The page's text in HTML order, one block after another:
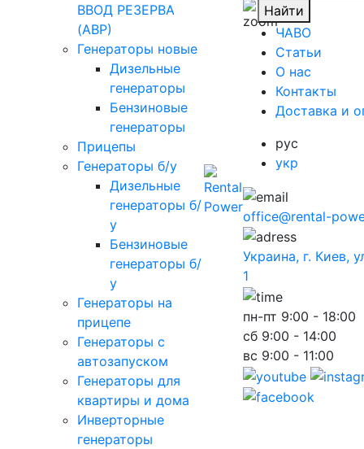
ВВОД РЕЗЕРВА
(АВР)
Генераторы новые
Дизельные
генераторы
Бензиновые
генераторы
Прицепы
Генераторы б/у
Дизельные
генераторы б/
у
Бензиновые
генераторы б/
у
Генераторы на
прицепе
Генераторы с
автозапуском
Генераторы для
квартиры и дома
Инверторные
генераторы
Найти
ЧАВО
Cтатьи
O нас
Контакты
Доставка и
рус
укр
office@rental-
Украина, г. Киев,
1
пн-пт 9:00 - 18:00
сб 9:00 - 14:00
вс 9:00 - 11:00